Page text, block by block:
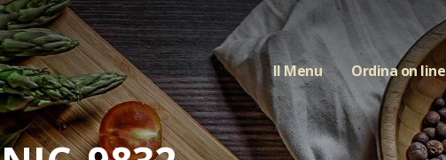
Il Menu Ordina on line